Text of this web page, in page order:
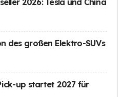
2026: Tesla und China
des großen Elektro-SUVs
up startet 2027 für